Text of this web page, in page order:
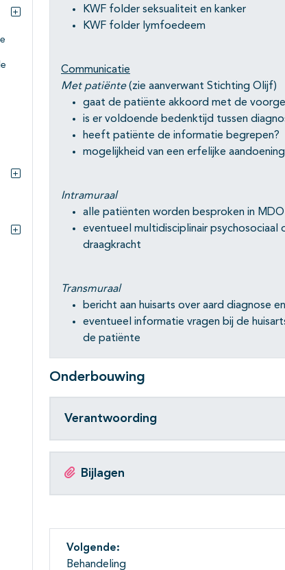
Subpagina's open- en dichtklappen
Subpagina's open- en dichtklappen
Subpagina's open- en dichtklappen
KWF folder seksualiteit en kanker
KWF folder lymfoedeem
Communicatie
Met patiënte(zie aanverwant Stichting Olijf)
gaat de patiënte akkoord met de
is er voldoende bedenktijd tussen
heeft patiënte de informatie begrepen?
mogelijkheid van een erfelijke
Intramuraal
alle patiënten worden besproken in
eventueel multidisciplinair
draagkracht
Transmuraal
bericht aan huisarts over aard diagnose
eventueel informatie vragen bij de
de patiënte
Onderbouwing
Verantwoording
Bijlagen
Volgende:
Behandeling